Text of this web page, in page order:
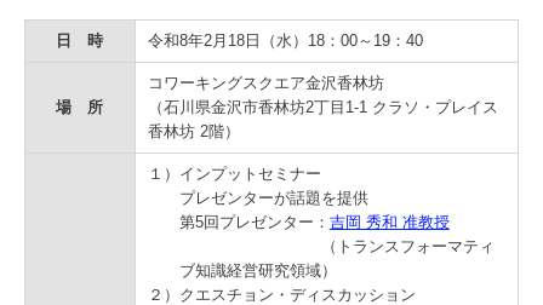
日 時 令和8年2月18日（水）18：00～19：40
場 所
コワーキングスクエア金沢香林坊
（石川県金沢市香林坊2丁目1-1 クラソ・プレイス
香林坊 2階）
１）インプットセミナー
プレゼンターが話題を提供
第5回プレゼンター： 吉岡 秀和 准教授
（トランスフォーマティ
ブ知識経営研究領域）
２）クエスチョン・ディスカッション